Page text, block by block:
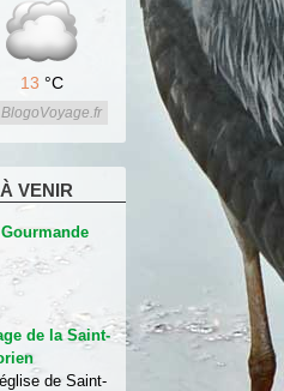
13 °C
VENIR
de la Saint-
église de Saint-